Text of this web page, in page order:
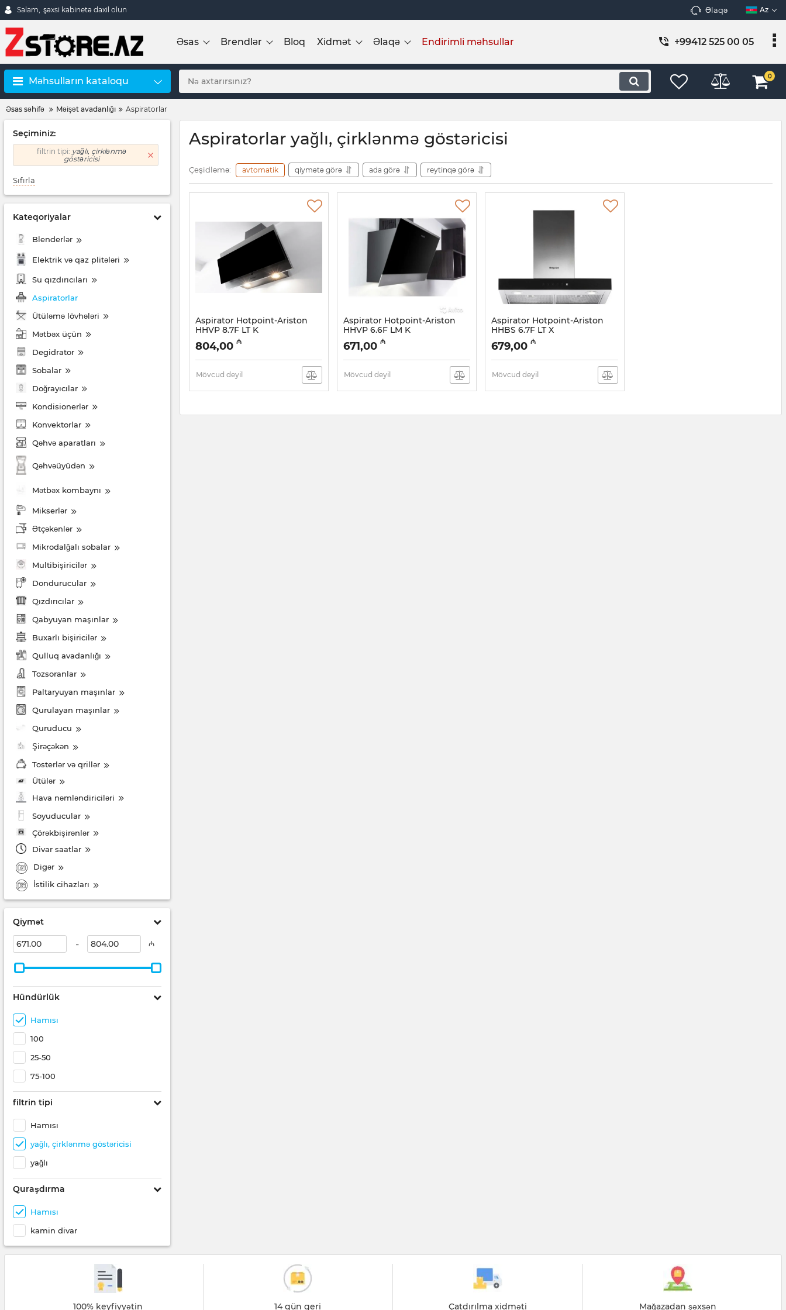
Salam, şəxsi kabinetə daxil olun Əlaqə Az
Əsas Brendlər Bloq Xidmət Əlaqə Endirimli məhsullar +99412 525 00 05
Məhsulların kataloqu 0
Əsas səhifə Məişət avadanlığı Aspiratorlar
Seçiminiz:
filtrin tipi: yağlı, çirklənmə
göstəricisi
Sıfırla
Kateqoriyalar
Blenderlər
Elektrik və qaz plitələri
Su qızdırıcıları
Aspiratorlar
Ütüləmə lövhələri
Mətbəx üçün
Degidrator
Sobalar
Doğrayıcılar
Kondisionerlər
Konvektorlar
Qəhvə aparatları
Qəhvəüyüdən
Mətbəx kombaynı
Mikserlər
Ətçəkənlər
Mikrodalğalı sobalar
Multibişiricilər
Dondurucular
Qızdırıcılar
Qabyuyan maşınlar
Buxarlı bişiricilər
Qulluq avadanlığı
Tozsoranlar
Paltaryuyan maşınlar
Qurulayan maşınlar
Quruducu
Şirəçəkən
Tosterlər və qrillər
Ütülər
Hava nəmləndiriciləri
Soyuducular
Çörəkbişirənlər
Divar saatlar
Digər
İstilik cihazları
Qiymət
- ₼
Hündürlük
Hamısı
100
25-50
75-100
filtrin tipi
Hamısı
yağlı, çirklənmə göstəricisi
yağlı
Quraşdırma
Hamısı
kamin divar
Aspiratorlar yağlı, çirklənmə göstəricisi
Çeşidləmə: avtomatik qiymətə görə ada görə reytinqə görə
Aspirator Hotpoint-Ariston
HHVP 8.7F LT K
Artikul: 005041147
804,00 ₼
Mövcud deyil
Aspirator Hotpoint-Ariston
HHVP 6.6F LM K
Artikul: 005041146
671,00 ₼
Mövcud deyil
Aspirator Hotpoint-Ariston
HHBS 6.7F LT X
Artikul: 005041145
679,00 ₼
Mövcud deyil
100% keyfiyyətin 14 gün geri Çatdırılma xidməti Mağazadan şəxsən